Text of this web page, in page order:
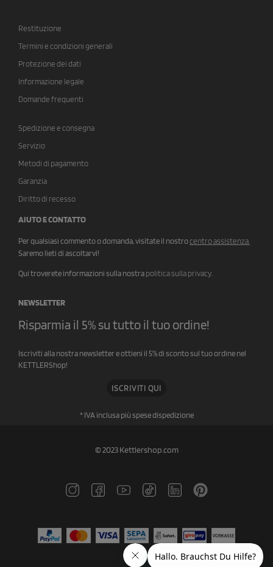
Restituzione
Termini e condizioni generali
Protezione dei dati
Informazione legale
Domande frequenti
Spedizione e consegna
Servizio
Metodi di pagamento
Garanzia
Diritto di recesso
AIUTO E CONTATTO
Per qualsiasi commento o domanda, visitate il nostrocentro assistenza.
Saremo lieti di ascoltarvi!
Qui troverete informazioni sulla nostra politica sulla privacy.
NEWSLETTER
Risparmia il 5% su tutto il tuo ordine!
Iscriviti alla nostra newsletter e ottieni il 5% di sconto sul tuo ordine nel
KETTLERShop!
ISCRIVITI QUI
* IVA inclusa più spese dispedizione
© 2023 Kettlershop.com